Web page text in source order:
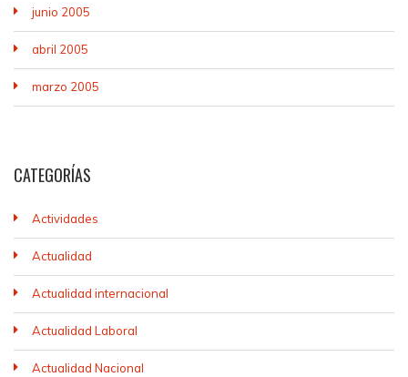
junio 2005
abril 2005
marzo 2005
CATEGORÍAS
Actividades
Actualidad
Actualidad internacional
Actualidad Laboral
Actualidad Nacional